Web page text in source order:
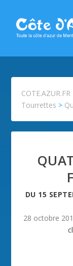
COTE.AZUR.FR
Tourrettes >
DU 15
28 octobre